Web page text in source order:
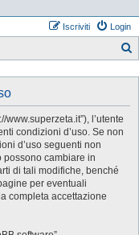
Login
Iscriviti
www.superzeta.it”), l’utente
condizioni d’uso. Se non
d’uso seguenti non
possono cambiare in
di tali modifiche, benché
per eventuali
completa accettazione